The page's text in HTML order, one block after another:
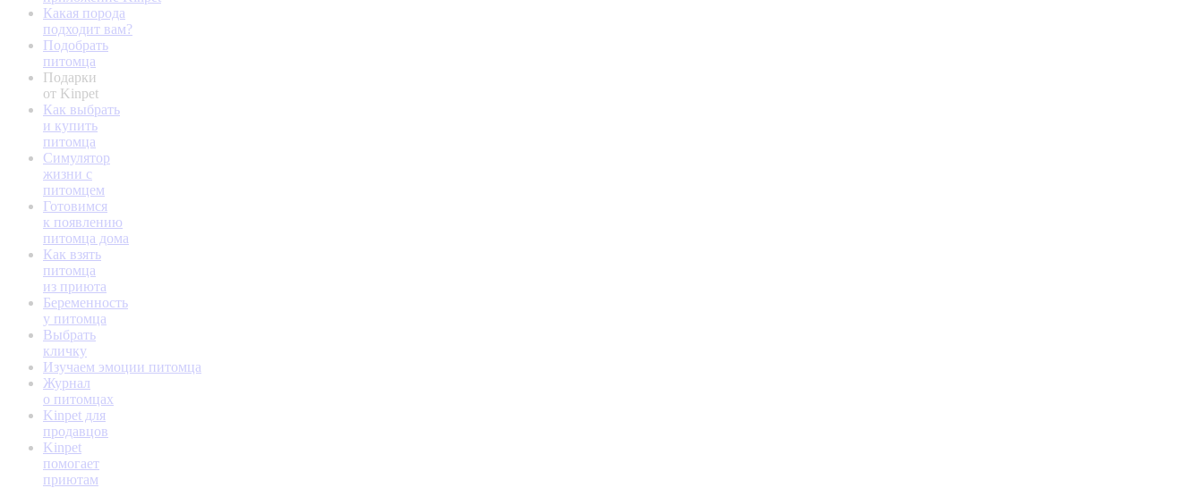
Какая порода
подходит вам?
Подобрать
питомца
Подарки
от Kinpet
Как выбрать
и купить
питомца
Симулятор
жизни с
питомцем
Готовимся
к появлению
питомца дома
Как взять
питомца
из приюта
Беременность
у питомца
Выбрать
кличку
Изучаем эмоции питомца
Журнал
о питомцах
Kinpet для
продавцов
Kinpet
помогает
приютам